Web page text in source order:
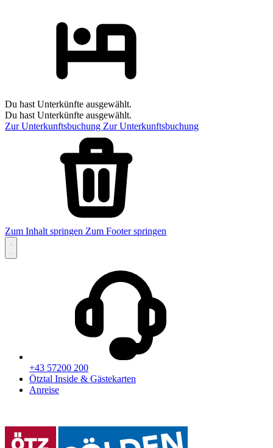
Du hast Unterkünfte ausgewählt.
Du hast Unterkünfte ausgewählt.
Zur Unterkunftsbuchung Zur Unterkunftsbuchung
Zum Inhalt springen Zum Footer springen
+43 57200 200
Ötztal Inside & Gästekarten
Anreise